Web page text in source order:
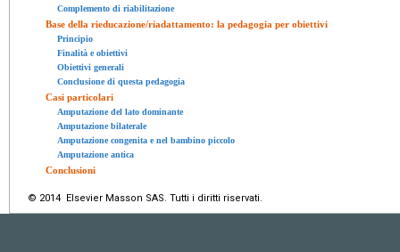
Complemento di riabilitazione
Base della rieducazione/riadattamento: la pedagogia per obiettivi
Principio
Finalità e obiettivi
Obiettivi generali
Conclusione di questa pedagogia
Casi particolari
Amputazione del lato dominante
Amputazione bilaterale
Amputazione congenita e nel bambino piccolo
Amputazione antica
Conclusioni
© 2014 Elsevier Masson SAS. Tutti i diritti riservati.